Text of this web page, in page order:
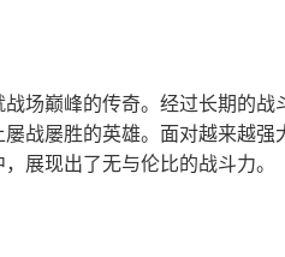
场巅峰的传奇。经过长期的战
战屡胜的英雄。面对越来越强
展现出了无与伦比的战斗力。